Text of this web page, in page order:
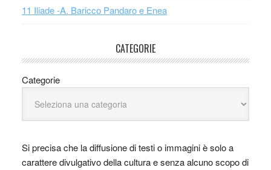
11 Iliade -A. Baricco Pandaro e Enea
CATEGORIE
Categorie
Si precisa che la diffusione di testi o immagini è solo a
carattere divulgativo della cultura e senza alcuno scopo di